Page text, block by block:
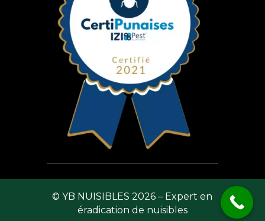
© YB NUISIBLES 2026 – Expert en
éradication de nuisibles